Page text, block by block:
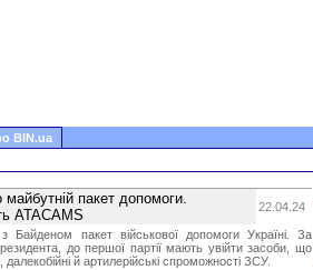
BIN.ua
пакет допомоги.
ATACAMS
22.04.24
Байденом пакет військової допомоги Україні. За
до першої партії мають увійти засоби, що
далекобійні й артилерійські спроможності ЗСУ.